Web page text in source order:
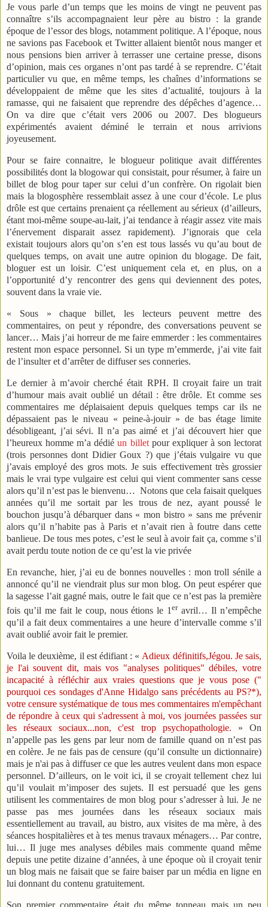
Je vous parle d’un temps que les moins de vingt ne peuvent pas
connaître s’ils accompagnaient leur père au bistro : la grande
époque de l’essor des blogs, notamment politique. A l’époque, nous
ne savions pas Facebook et Twitter allaient bientôt nous manger et
nous pensions bien arriver à terrasser une certaine presse, disons
d’opinion, mais ces organes n’ont pas tardé à se reprendre. C’était
particulier vu que, en même temps, les chaînes d’informations se
développaient de même que les sites d’actualité, toujours à la
ramasse, qui ne faisaient que reprendre des dépêches d’agence…
On va dire que c’était vers 2006 ou 2007. Des blogueurs
expérimentés avaient déminé le terrain et nous arrivions
joyeusement.
Pour se faire connaitre, le blogueur politique avait différentes
possibilités dont la blogowar qui consistait, pour résumer, à faire un
billet de blog pour taper sur celui d’un confrère. On rigolait bien
mais la blogosphère ressemblait assez à une cour d’école. Le plus
drôle est que certains prenaient ça réellement au sérieux (d’ailleurs,
étant moi-même soupe-au-lait, j’ai tendance à réagir assez vite mais
l’énervement disparait assez rapidement). J’ignorais que cela
existait toujours alors qu’on s’en est tous lassés vu qu’au bout de
quelques temps, on avait une autre opinion du blogage. De fait,
bloguer est un loisir. C’est uniquement cela et, en plus, on a
l’opportunité d’y rencontrer des gens qui deviennent des potes,
souvent dans la vraie vie.
« Sous » chaque billet, les lecteurs peuvent mettre des
commentaires, on peut y répondre, des conversations peuvent se
lancer… Mais j’ai horreur de me faire emmerder : les commentaires
restent mon espace personnel. Si un type m’emmerde, j’ai vite fait
de l’insulter et d’arrêter de diffuser ses conneries.
Le dernier à m’avoir cherché était RPH. Il croyait faire un trait
d’humour mais avait oublié un détail : être drôle. Et comme ses
commentaires me déplaisaient depuis quelques temps car ils ne
dépassaient pas le niveau « peine-à-jouir » de bas étage limite
désobligeant, j’ai sévi. Il n’a pas aimé et j’ai découvert hier que
l’heureux homme m’a dédiéun billetpour expliquer à son lectorat
(trois personnes dont Didier Goux ?) que j’étais vulgaire vu que
j’avais employé des gros mots. Je suis effectivement très grossier
mais le vrai type vulgaire est celui qui vient commenter sans cesse
alors qu’il n’est pas le bienvenu… Notons que cela faisait quelques
années qu’il me sortait par les trous de nez, ayant poussé le
bouchon jusqu’à débarquer dans « mon bistro » sans me prévenir
alors qu’il n’habite pas à Paris et n’avait rien à foutre dans cette
banlieue. De tous mes potes, c’est le seul à avoir fait ça, comme s’il
avait perdu toute notion de ce qu’est la vie privée
En revanche, hier, j’ai eu de bonnes nouvelles : mon troll sénile a
annoncé qu’il ne viendrait plus sur mon blog. On peut espérer que
la sagesse l’ait gagné mais, outre le fait que ce n’est pas la première
fois qu’il me fait le coup, nous étions le 1eravril… Il n’empêche
qu’il a fait deux commentaires a une heure d’intervalle comme s’il
avait oublié avoir fait le premier.
Voila le deuxième, il est édifiant : « Adieux définitifs,Jégou. Je sais,
je l'ai souvent dit, mais vos "analyses politiques" débiles, votre
incapacité à réfléchir aux vraies questions que je vous pose ("
pourquoi ces sondages d'Anne Hidalgo sans précédents au PS?*),
votre censure systématique de tous mes commentaires m'empêchant
de répondre à ceux qui s'adressent à moi, vos journées passées sur
les réseaux sociaux...non, c'est trop psychopathologie. » On
n’appelle pas les gens par leur nom de famille quand on n’est pas
en colère. Je ne fais pas de censure (qu’il consulte un dictionnaire)
mais je n'ai pas à diffuser ce que les autres veulent dans mon espace
personnel. D’ailleurs, on le voit ici, il se croyait tellement chez lui
qu’il voulait m’imposer des sujets. Il est persuadé que les gens
utilisent les commentaires de mon blog pour s’adresser à lui. Je ne
passe pas mes journées dans les réseaux sociaux mais
essentiellement au travail, au bistro, aux visites de ma mère, à des
séances hospitalières et à tes menus travaux ménagers… Par contre,
lui… Il juge mes analyses débiles mais commente quand même
depuis une petite dizaine d’années, à une époque où il croyait tenir
un blog mais ne faisait que se faire baiser par un média en ligne en
lui donnant du contenu gratuitement.
Son premier commentaire était du même tonneau mais un peu